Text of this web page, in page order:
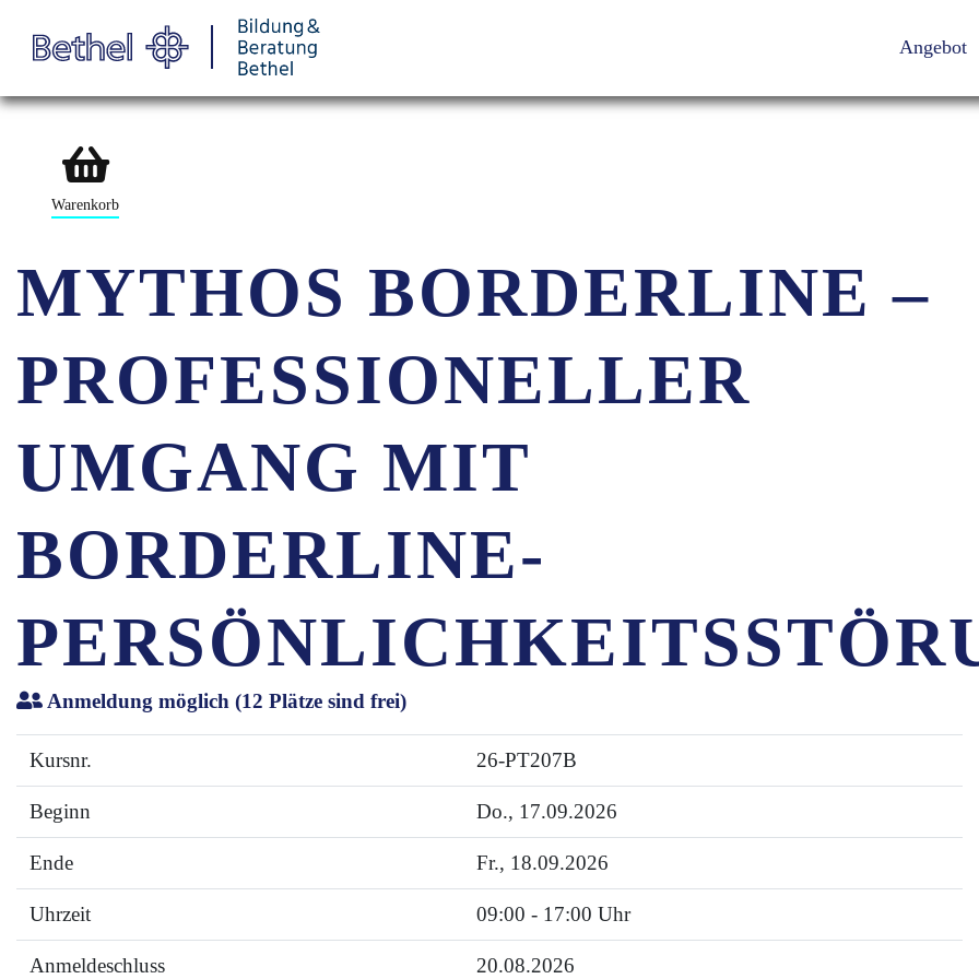
Angebot
Warenkorb
MYTHOS BORDERLINE –
PROFESSIONELLER
UMGANG MIT
BORDERLINE-
Anmeldung möglich (12 Plätze sind frei)
Kursnr. 26-PT207B
Beginn Do., 17.09.2026
Ende Fr., 18.09.2026
Uhrzeit 09:00 - 17:00 Uhr
Anmeldeschluss 20.08.2026